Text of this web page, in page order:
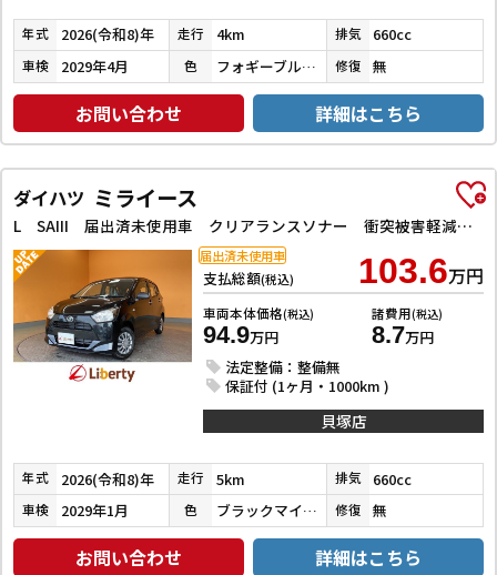
年式 2026(令和8)年 走行 4km 排気 660cc
車検 2029年4月 色 フォギーブルーパールメタリック 修復 無
お問い合わせ 詳細はこちら
ダイハツ ミライース
L SAIII 届出済未使用車 クリアランスソナー 衝突被害軽減システム オートマチックハイビーム オートライト アイドリングストップ CVT 盗難防止システム ABS ESC 衝突安全ボディ エアコン
支払総額(税込) 103.6万円
車両本体価格(税込)
94.9万円
諸費用(税込)
8.7万円
法定整備：整備無
保証付 (1ヶ月・1000km )
届出済未使用車
貝塚店
年式 2026(令和8)年 走行 5km 排気 660cc
車検 2029年1月 色 ブラックマイカメタリック 修復 無
お問い合わせ 詳細はこちら